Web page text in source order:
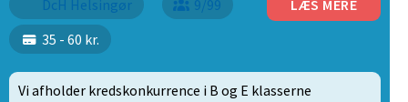
DcH Helsingør
9/99
35 - 60 kr.
LÆS MERE
Vi afholder kredskonkurrence i B og E klasserne